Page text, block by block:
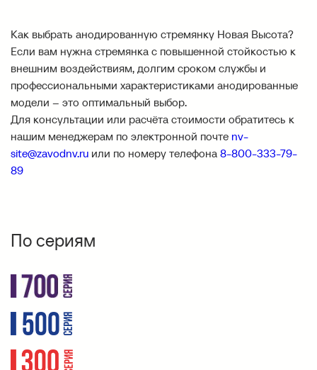
Как выбрать анодированную стремянку Новая Высота?
Если вам нужна стремянка с повышенной стойкостью к
внешним воздействиям, долгим сроком службы и
профессиональными характеристиками анодированные
модели – это оптимальный выбор.
Для консультации или расчёта стоимости обратитесь к
нашим менеджерам по электронной почте nv-
site@zavodnv.ru или по номеру телефона 8-800-333-79-
89
По сериям